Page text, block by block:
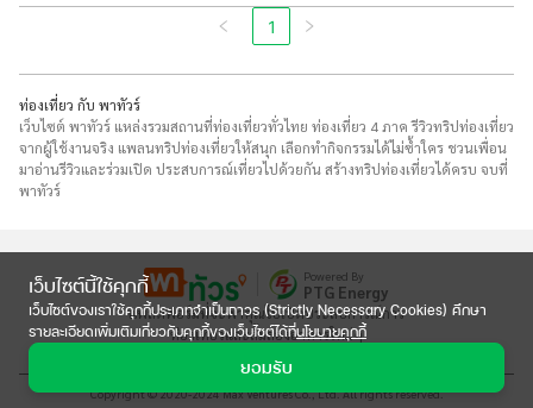
เว็บไซต์นี้ใช้คุกกี้
เว็บไซต์ของเราใช้คุกกี้ประเภทจำเป็นถาวร (Strictly Necessary Cookies) ศึกษา
รายละเอียดเพิ่มเติมเกี่ยวกับคุกกี้ของเว็บไซต์ได้ที่นโยบายคุกกี้
ยอมรับ
1
ท่องเที่ยว กับ พาทัวร์
เว็บไซต์ พาทัวร์ แหล่งรวมสถานที่ท่องเที่ยวทั่วไทย ท่องเที่ยว 4 ภาค รีวิวทริปท่องเที่ยว
จากผู้ใช้งานจริง แพลนทริปท่องเที่ยวให้สนุก เลือกทำกิจกรรมได้ไม่ซ้ำใคร ชวนเพื่อน
มาอ่านรีวิวและร่วมเปิด ประสบการณ์เที่ยวไปด้วยกัน สร้างทริปท่องเที่ยวได้ครบ จบที่
พาทัวร์
Powered By
PTG Energy
แพลตฟอร์มที่จะพาคุณไปเปิดประสบการณ์การ
ท่องเที่ยวและลิ้มลองอาหารใหม่ๆ
Copyright © 2020-2024 Max Ventures Co., Ltd. All rights reserved.